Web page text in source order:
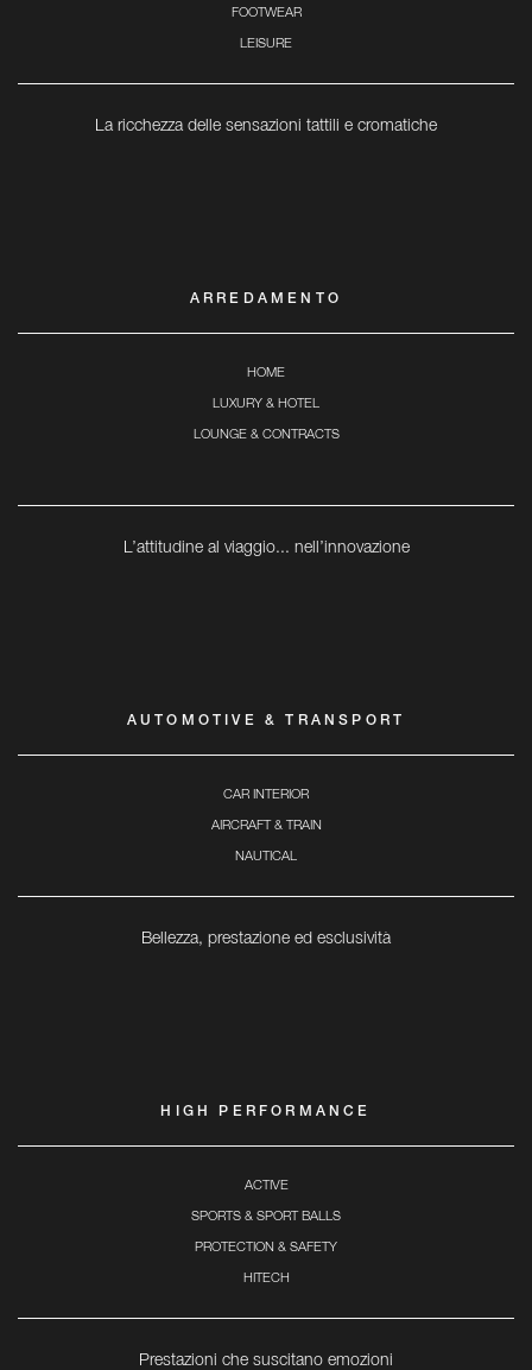
FOOTWEAR
LEISURE
La ricchezza delle sensazioni tattili e cromatiche
ARREDAMENTO
HOME
LUXURY & HOTEL
LOUNGE & CONTRACTS
L’attitudine al viaggio... nell’innovazione
AUTOMOTIVE & TRANSPORT
CAR INTERIOR
AIRCRAFT & TRAIN
NAUTICAL
Bellezza, prestazione ed esclusività
HIGH PERFORMANCE
ACTIVE
SPORTS & SPORT BALLS
PROTECTION & SAFETY
HITECH
Prestazioni che suscitano emozioni